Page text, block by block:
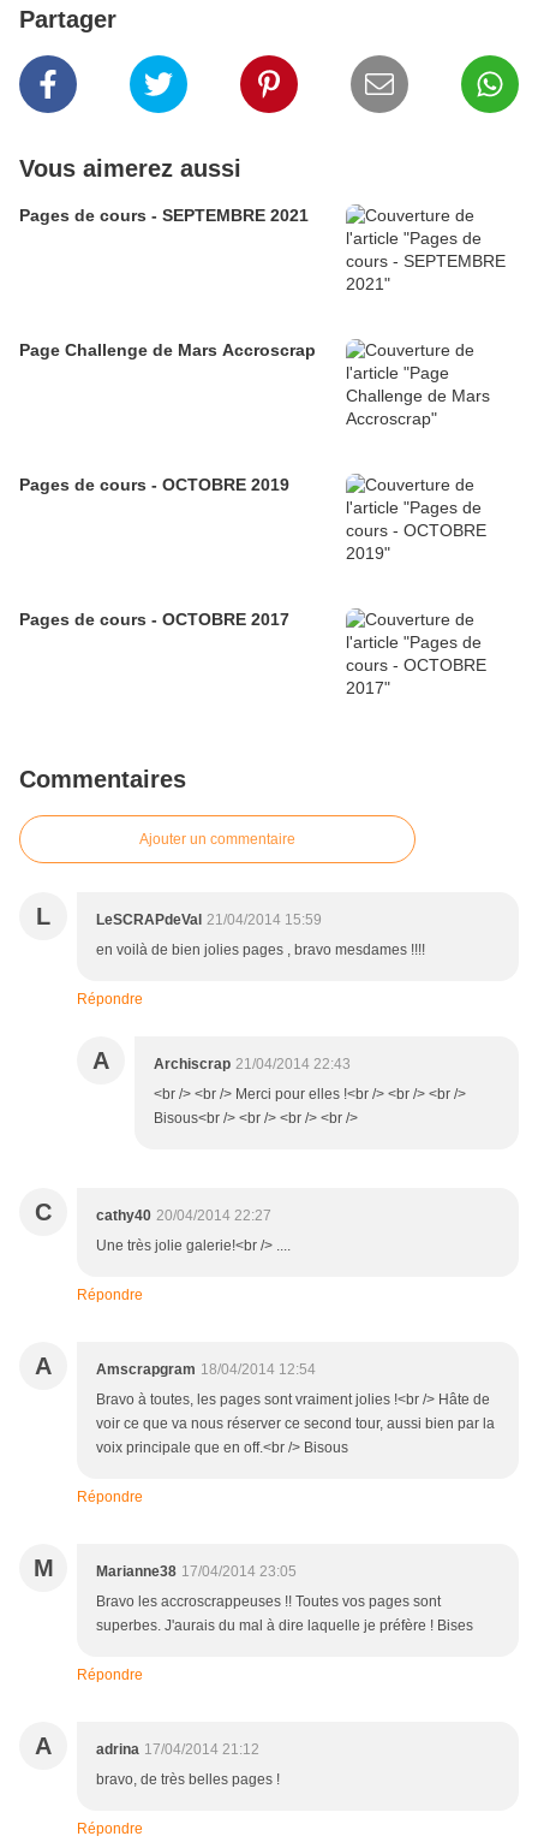
Partager
Vous aimerez aussi
Pages de cours - SEPTEMBRE 2021
Page Challenge de Mars Accroscrap
Pages de cours - OCTOBRE 2019
Pages de cours - OCTOBRE 2017
Commentaires
Ajouter un commentaire
L LeSCRAPdeVal 21/04/2014 15:59
en voilà de bien jolies pages , bravo mesdames !!!!
Répondre
A Archiscrap 21/04/2014 22:43
<br /> <br /> Merci pour elles !<br /> <br /> <br />
Bisous<br /> <br /> <br /> <br />
C cathy40 20/04/2014 22:27
Une très jolie galerie!<br /> ....
Répondre
A Amscrapgram 18/04/2014 12:54
Bravo à toutes, les pages sont vraiment jolies !<br /> Hâte de
voir ce que va nous réserver ce second tour, aussi bien par la
voix principale que en off.<br /> Bisous
Répondre
M Marianne38 17/04/2014 23:05
Bravo les accroscrappeuses !! Toutes vos pages sont
superbes. J'aurais du mal à dire laquelle je préfère ! Bises
Répondre
A adrina 17/04/2014 21:12
bravo, de très belles pages !
Répondre